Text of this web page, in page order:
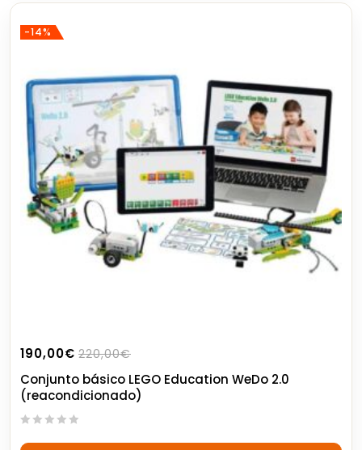
-14%
220,00€
190,00€
Conjunto básico LEGO Education WeDo 2.0
(reacondicionado)